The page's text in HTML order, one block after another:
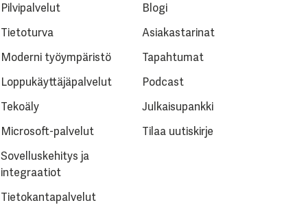
Pilvipalvelut
Tietoturva
Moderni työympäristö
Loppukäyttäjäpalvelut
Tekoäly
Microsoft-palvelut
Sovelluskehitys ja
integraatiot
Tietokantapalvelut
Blogi
Asiakastarinat
Tapahtumat
Podcast
Julkaisupankki
Tilaa uutiskirje